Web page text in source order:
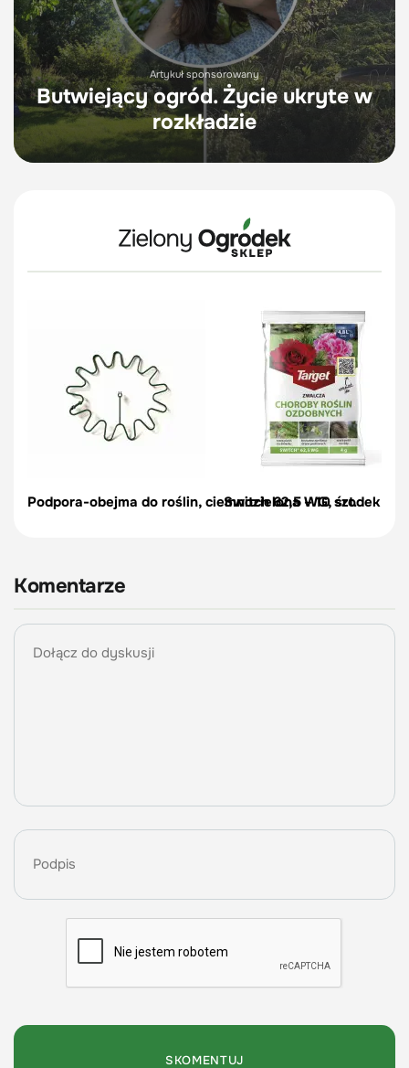
Artykuł sponsorowany
Butwiejący ogród. Życie ukryte w
rozkładzie
Podpora-obejma do roślin, ciemnozielona – 10 szt.
Switch 62,5 WG, środek
Komentarze